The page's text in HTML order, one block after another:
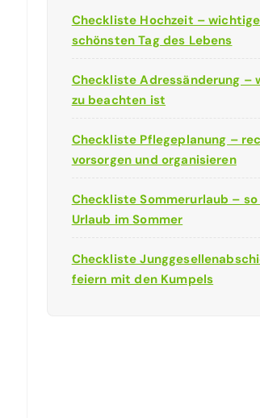
Checkliste Hochzeit –
schönsten Tag des Lebens
Checkliste Adressänderung –
zu beachten ist
Checkliste Pflegeplanung –
vorsorgen und organisieren
Checkliste Sommerurlaub –
Urlaub im Sommer
Checkliste
feiern mit den Kumpels